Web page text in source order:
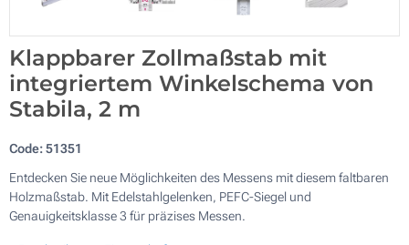
Klappbarer Zollmaßstab mit
integriertem Winkelschema von
Stabila, 2 m
Code:51351
Entdecken Sie neue Möglichkeiten des Messens mit diesem faltbaren
Holzmaßstab. Mit Edelstahlgelenken, PEFC-Siegel und
Genauigkeitsklasse 3 für präzises Messen.